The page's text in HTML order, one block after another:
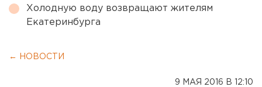
Холодную воду возвращают жителям
Екатеринбурга
← НОВОСТИ
9 МАЯ 2016 В 12:10